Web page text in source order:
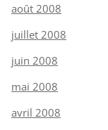
août 2008
juillet 2008
juin 2008
mai 2008
avril 2008